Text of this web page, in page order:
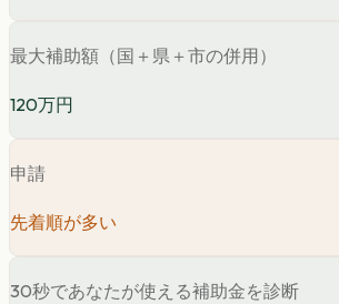
最大補助額（国＋県＋市の併用）
120万円
申請
先着順が多い
30秒であなたが使える補助金を診断